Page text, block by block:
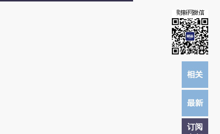
订阅